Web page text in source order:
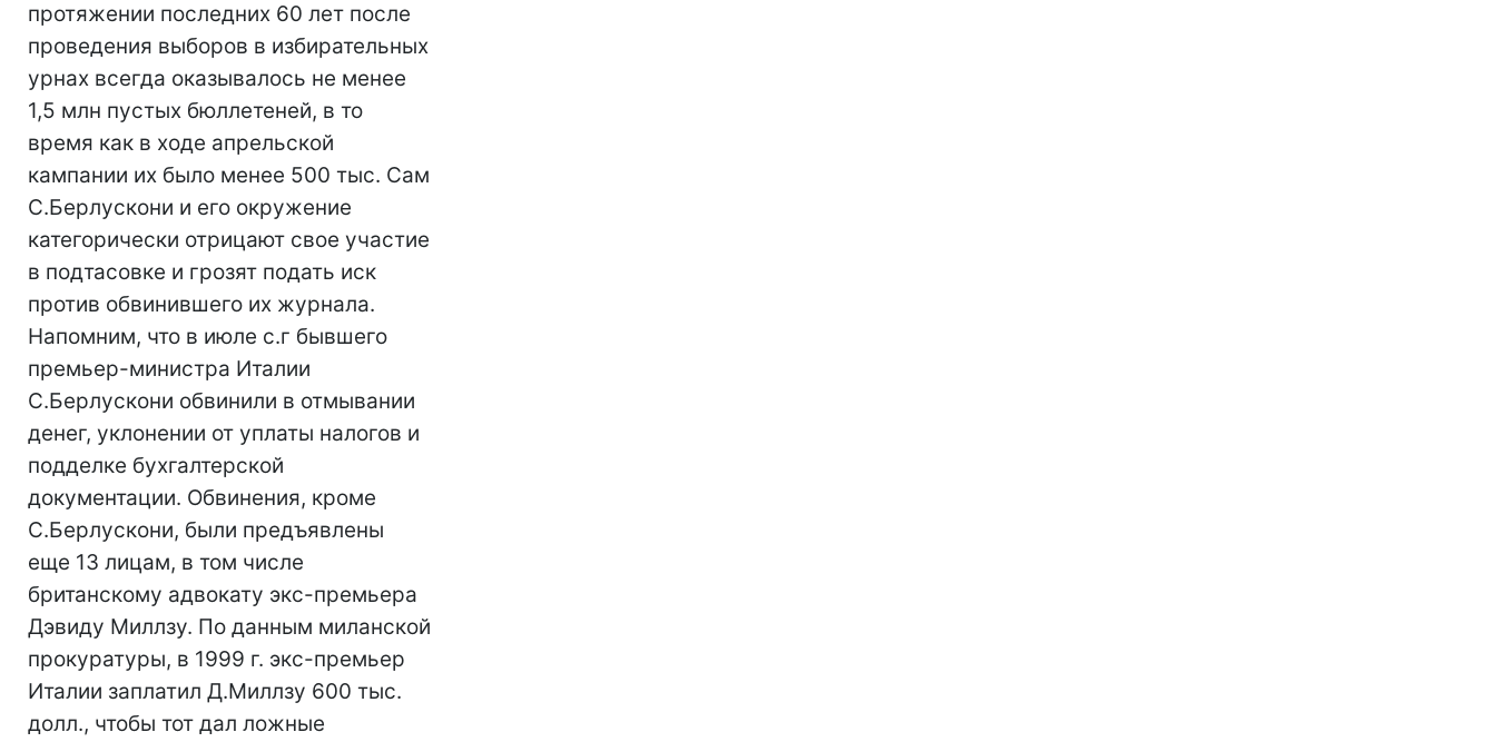
протяжении последних 60 лет после
проведения выборов в избирательных
урнах всегда оказывалось не менее
1,5 млн пустых бюллетеней, в то
время как в ходе апрельской
кампании их было менее 500 тыс. Сам
С.Берлускони и его окружение
категорически отрицают свое участие
в подтасовке и грозят подать иск
против обвинившего их журнала.
Напомним, что в июле с.г бывшего
премьер-министра Италии
С.Берлускони обвинили в отмывании
денег, уклонении от уплаты налогов и
подделке бухгалтерской
документации. Обвинения, кроме
С.Берлускони, были предъявлены
еще 13 лицам, в том числе
британскому адвокату экс-премьера
Дэвиду Миллзу. По данным миланской
прокуратуры, в 1999 г. экс-премьер
Италии заплатил Д.Миллзу 600 тыс.
долл., чтобы тот дал ложные